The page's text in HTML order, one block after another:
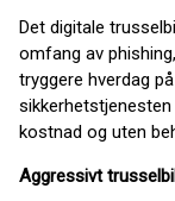
Det digitale
omfang av
tryggere hverdag
kostnad og uten
Aggressivt